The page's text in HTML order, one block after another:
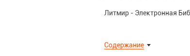
Литмир - Электронная
Содержание